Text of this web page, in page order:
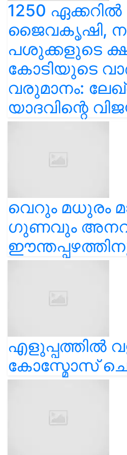
1250 ഏക്കറിൽ
ജൈവകൃഷി,
പശുക്കളുടെ
കോടിയുടെ
വരുമാനം:
യാദവിന്റെ
വെറും മധുരം
ഗുണവും
എളുപ്പത്തിൽ
കോസ്മോസ്